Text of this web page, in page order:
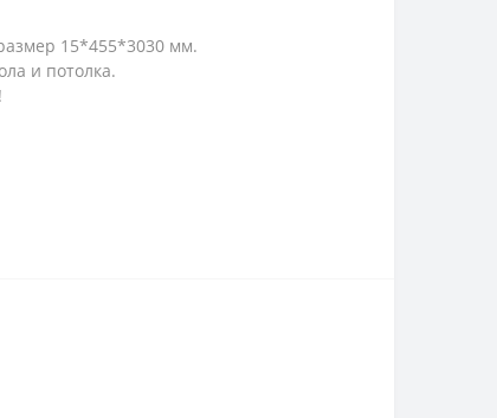
15*455*3030 мм.
и потолка.